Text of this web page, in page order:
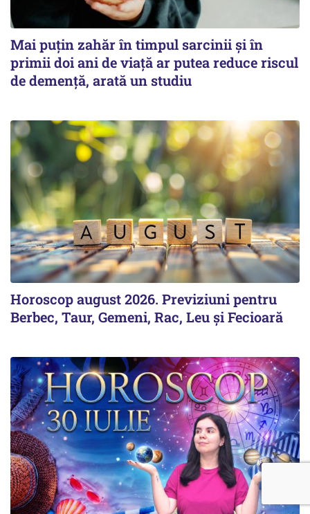
Mai puțin zahăr în timpul sarcinii și în
primii doi ani de viață ar putea reduce riscul
de demență, arată un studiu
Horoscop august 2026. Previziuni pentru
Berbec, Taur, Gemeni, Rac, Leu și Fecioară